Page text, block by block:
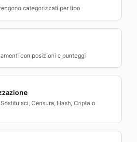
categorizzati per tipo
con posizioni e punteggi
Censura, Hash, Cripta o